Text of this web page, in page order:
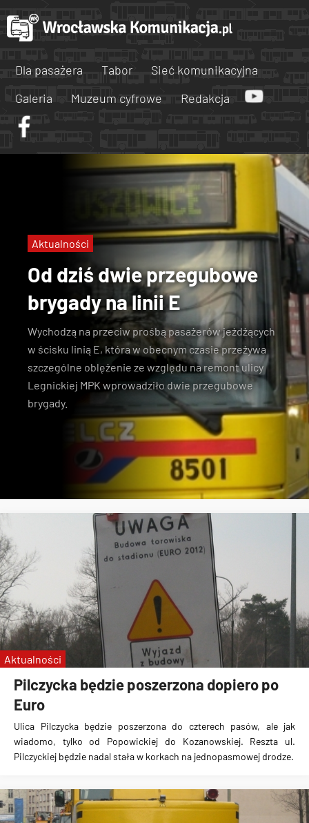
Dla pasażera Tabor
Sieć komunikacyjna
Galeria
Muzeum cyfrowe Redakcja
Od dziś dwie przegubowe
brygady na linii E
Wychodzą na przeciw prośbą pasażerów jeżdżących
w ścisku linią E, która w obecnym czasie przeżywa
szczególne oblężenie ze względu na remont ulicy
Legnickiej MPK wprowadziło dwie przegubowe
brygady.
Aktualności
Pilczycka będzie poszerzona dopiero po
Euro
Ulica Pilczycka będzie poszerzona do czterech pasów, ale jak
wiadomo, tylko od Popowickiej do Kozanowskiej. Reszta ul.
Pilczyckiej będzie nadal stała w korkach na jednopasmowej drodze.
Aktualności